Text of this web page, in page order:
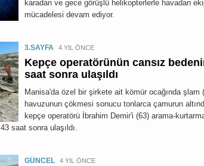
karadan ve gece görüşlü helikopterlerle havadan
mücadelesi devam ediyor.
3.SAYFA 4 YIL ÖNCE
Kepçe operatörünün cansız
saat sonra ulaşıldı
Manisa'da özel bir şirkete ait kömür ocağında şlam
havuzunun çökmesi sonucu tonlarca çamurun
kepçe operatörü İbrahim Demir'i (63) arama-
saat sonra ulaşıldı.
GÜNCEL 4 YIL ÖNCE